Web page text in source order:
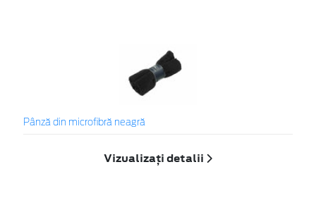
Pânză din microfibră neagră
Vizualizați detalii